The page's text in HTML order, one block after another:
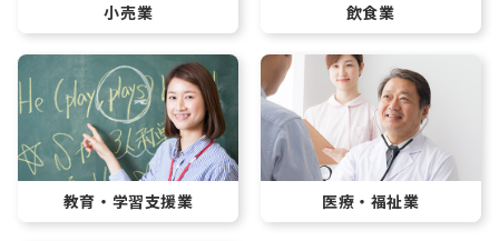
小売業 飲食業
教育・学習支援業 医療・福祉業